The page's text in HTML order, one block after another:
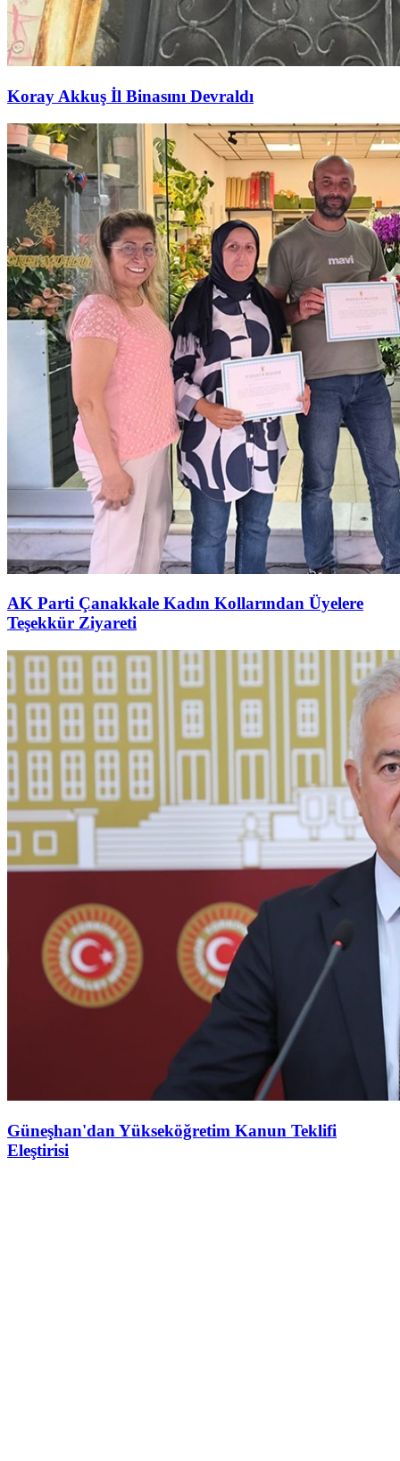
Koray Akkuş İl Binasını Devraldı
AK Parti Çanakkale Kadın Kollarından Üyelere
Teşekkür Ziyareti
Güneşhan'dan Yükseköğretim Kanun Teklifi
Eleştirisi